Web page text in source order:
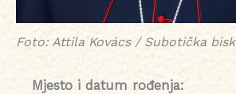
Foto: Attila Kovács / Subotička
Mjesto i datum rođenja: